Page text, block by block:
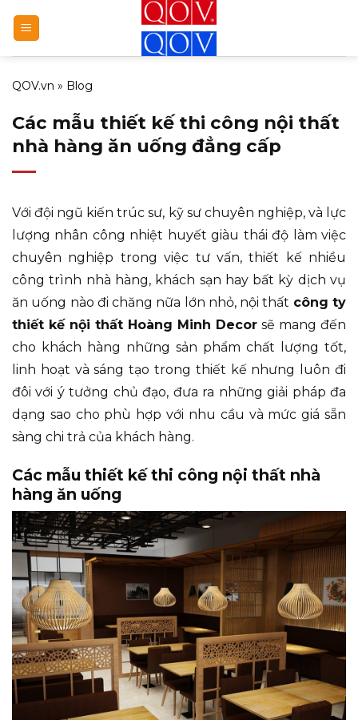
qua
nội
dung
QOV.vn » Blog
Các mẫu thiết kế thi công nội thất
nhà hàng ăn uống đẳng cấp
Với đội ngũ kiến trúc sư, kỹ sư chuyên nghiệp, và lực
lượng nhân công nhiệt huyết giàu thái độ làm việc
chuyên nghiệp trong việc tư vấn, thiết kế nhiều
công trình nhà hàng, khách sạn hay bất kỳ dịch vụ
ăn uống nào đi chăng nữa lớn nhỏ, nội thất công ty
thiết kế nội thất Hoàng Minh Decor sẽ mang đến
cho khách hàng những sản phẩm chất lượng tốt,
linh hoạt và sáng tạo trong thiết kế nhưng luôn đi
đôi với ý tưởng chủ đạo, đưa ra những giải pháp đa
dạng sao cho phù hợp với nhu cầu và mức giá sẵn
sàng chi trả của khách hàng.
Các mẫu thiết kế thi công nội thất nhà
hàng ăn uống